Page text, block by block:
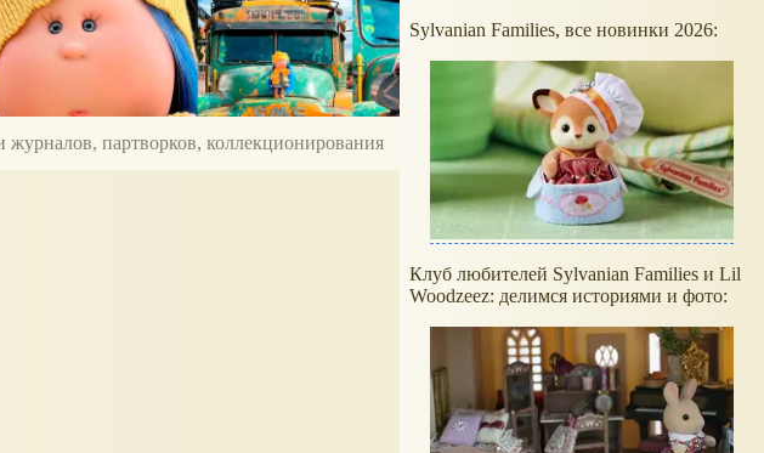
партворков, коллекционирования
Sylvanian Families, все новинки 2026:
Клуб любителей Sylvanian Families и Lil
Woodzeez: делимся историями и фото: